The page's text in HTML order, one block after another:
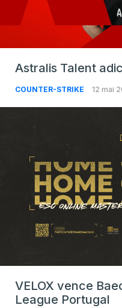
Astralis Talent
COUNTER-STRIKE 12 mai
VELOX vence
League Portugal